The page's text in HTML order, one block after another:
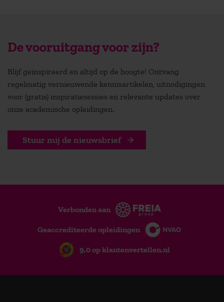
De vooruitgang voor zijn?
Blijf geïnspireerd en altijd op de hoogte! Ontvang
regelmatig vernieuwende kennisartikelen, uitnodigingen
voor (gratis) inspiratiesessies en relevante updates over
onze academische opleidingen.
Stuur mij de nieuwsbrief
Verbonden aan
Geaccrediteerde opleidingen
9,0 op klantenvertellen.nl